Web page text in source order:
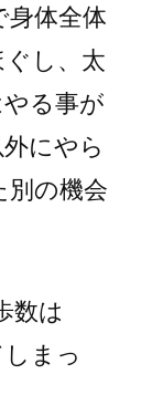
体全体
し、太
る事が
にやら
別の機会
数は
まっ